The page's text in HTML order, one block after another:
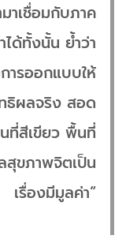
าเชื่อมกับภาค
ได้ทั้งนั้น ย้ำว่า
ารออกแบบให้
ธิผลจริง สอด
ที่สีเขียว พื้นที่
สุขภาพจิตเป็น
เรื่องมีมูลค่า“